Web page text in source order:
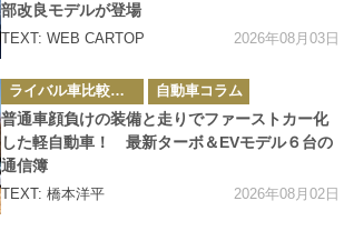
部改良モデルが登場
TEXT: WEB CARTOP 2026年08月03日
カ
テ
ゴ
リ
ー
ライバル車比較テスト 自動車コラム
普通車顔負けの装備と走りでファーストカー化
した軽自動車！ 最新ターボ＆EVモデル６台の
通信簿
TEXT: 橋本洋平 2026年08月02日